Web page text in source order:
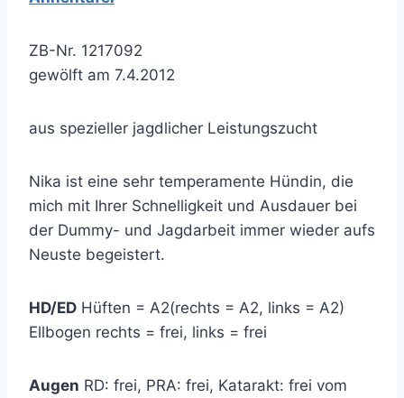
ZB-Nr. 1217092
gewölft am 7.4.2012
aus spezieller jagdlicher Leistungszucht
Nika ist eine sehr temperamente Hündin, die
mich mit Ihrer Schnelligkeit und Ausdauer bei
der Dummy- und Jagdarbeit immer wieder aufs
Neuste begeistert.
HD/ED Hüften = A2(rechts = A2, links = A2)
Ellbogen rechts = frei, links = frei
Augen RD: frei, PRA: frei, Katarakt: frei vom